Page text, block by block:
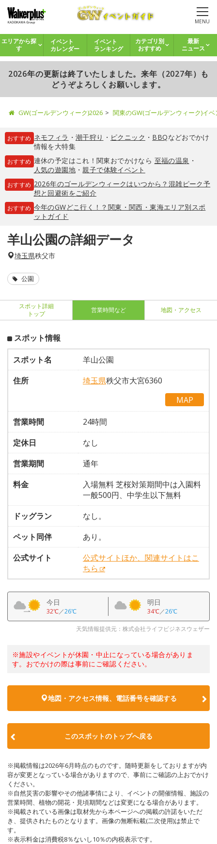
MENU
エリアから探
す
イベント
カレンダー
イベント
ランキング
カテゴリ別
おすすめ
最新
ニュース
2026年の更新は終了いたしました。来年（2027年）も
どうぞよろしくお願いします。
GW(ゴールデンウィーク)2026 関東のGW(ゴールデンウィーク)イ
おすすめ ネモフィラ ・ 潮干狩り ・ ピクニック ・ BBQなどおでかけ
情報を大特集
おすすめ 連休の予定はこれ！関東おでかけなら 至福の温泉 ・
人気の遊園地・親子で体験イベント
おすすめ 2026年のゴールデンウィークはいつから？混雑ピーク予
想と回避術をご紹介
おすすめ 今年のGWどこ行く！？関東・関西・東海エリア別スポ
ットガイド
羊山公園の詳細データ
埼玉県秩父市
公園
スポット詳細
トップ
営業時間など 地図・アクセス
スポット情報
スポット名
羊山公園
住所
埼玉県秩父市大宮6360
MAP
営業時間
24時間
定休日
なし
営業期間
通年
料金
入場無料 芝桜対策期間中は入園料
一般500円、中学生以下無料
ドッグラン
なし。
ペット同伴
あり。
公式サイト
公式サイトほか、関連サイトはこ
ちら
今日
32℃／26℃
明日
34℃／26℃
天気情報提供元：株式会社ライフビジネスウェザー
※施設やイベントが休園・中止になっている場合がありま
す。おでかけの際は事前にご確認ください。
地図・アクセス情報、電話番号を確認する
このスポットのトップへ戻る
※掲載情報は2026年6月時点のものです。随時更新をしておりますが内
容が変更となっている場合がありますので、事前にご確認の上おでかけ
ください。
※自然災害の影響やその他諸事情により、イベントの開催情報、施設の
営業時間、植物の開花・見頃期間などは変更になる場合があります。
※掲載されている画像は取材先から本ページへの掲載の許諾をいただ
き、提供されたものとなります。画像の無断転載(二次使用)は禁止で
す。
※表示料金は消費税8％ないし10％の内税表示です。